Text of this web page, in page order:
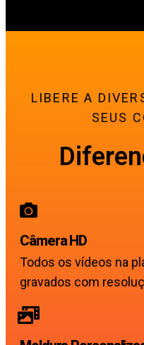
LIBERE A
SEUS
Câmera HD
Todos os vídeos na
gravados com